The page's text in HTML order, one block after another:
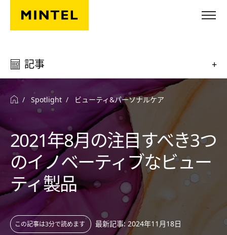
Skip to main content
記事 +
Spotlight ビューティ&パーソナルケア
2021年8月の注目すべき3つ
のイノベーティブなビュー
ティ製品
この記事は3分で読めます 最新記事: 2024年11月18日